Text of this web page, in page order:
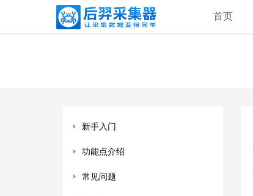
首页
新手入门
功能点介绍
常见问题